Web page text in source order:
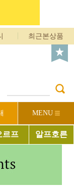
최근본상품
MENU
르프 알프호른